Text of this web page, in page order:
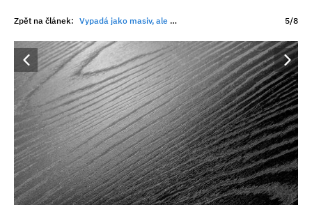
Zpět na článek: Vypadá jako masiv, ale nabízí praktičtější řešení. Kam se posunuly dekory dřeva? 5/8